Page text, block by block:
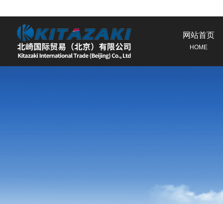
网站首页
HOME